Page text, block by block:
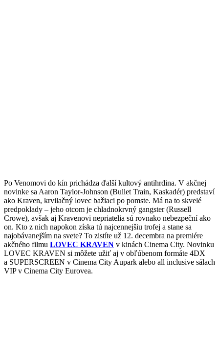
Po Venomovi do kín prichádza ďalší kultový antihrdina. V akčnej
novinke sa Aaron Taylor-Johnson (Bullet Train, Kaskadér) predstaví
ako Kraven, krvilačný lovec bažiaci po pomste. Má na to skvelé
predpoklady – jeho otcom je chladnokrvný gangster (Russell
Crowe), avšak aj Kravenovi nepriatelia sú rovnako nebezpeční ako
on. Kto z nich napokon získa tú najcennejšiu trofej a stane sa
najobávanejším na svete? To zistíte už 12. decembra na premiére
akčného filmu LOVEC KRAVEN v kinách Cinema City. Novinku
LOVEC KRAVEN si môžete užiť aj v obľúbenom formáte 4DX
a SUPERSCREEN v Cinema City Aupark alebo all inclusive sálach
VIP v Cinema City Eurovea.